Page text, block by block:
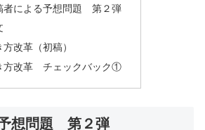
者による予想問題 第２弾
方改革（初稿）
方改革 チェックバック①
想問題 第２弾